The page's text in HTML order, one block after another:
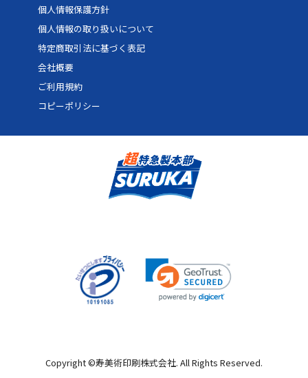
個人情報保護方針
個人情報の取り扱いについて
特定商取引法に基づく表記
会社概要
ご利用規約
コピーポリシー
Copyright ©寿美術印刷株式会社. All Rights Reserved.